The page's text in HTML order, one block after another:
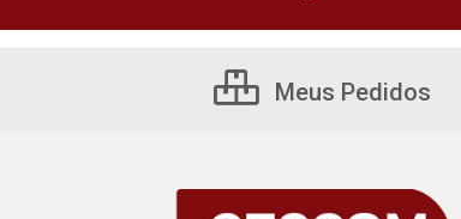
Meus Pedidos